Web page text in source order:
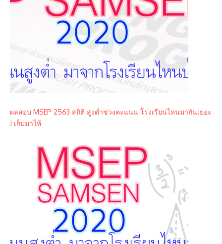
ผลสอบ MSEP 2563 สถิติ สูงต่ำช่วงคะแนน โรงเรียนไหนมากันเยอะ
! เก็บมาให้